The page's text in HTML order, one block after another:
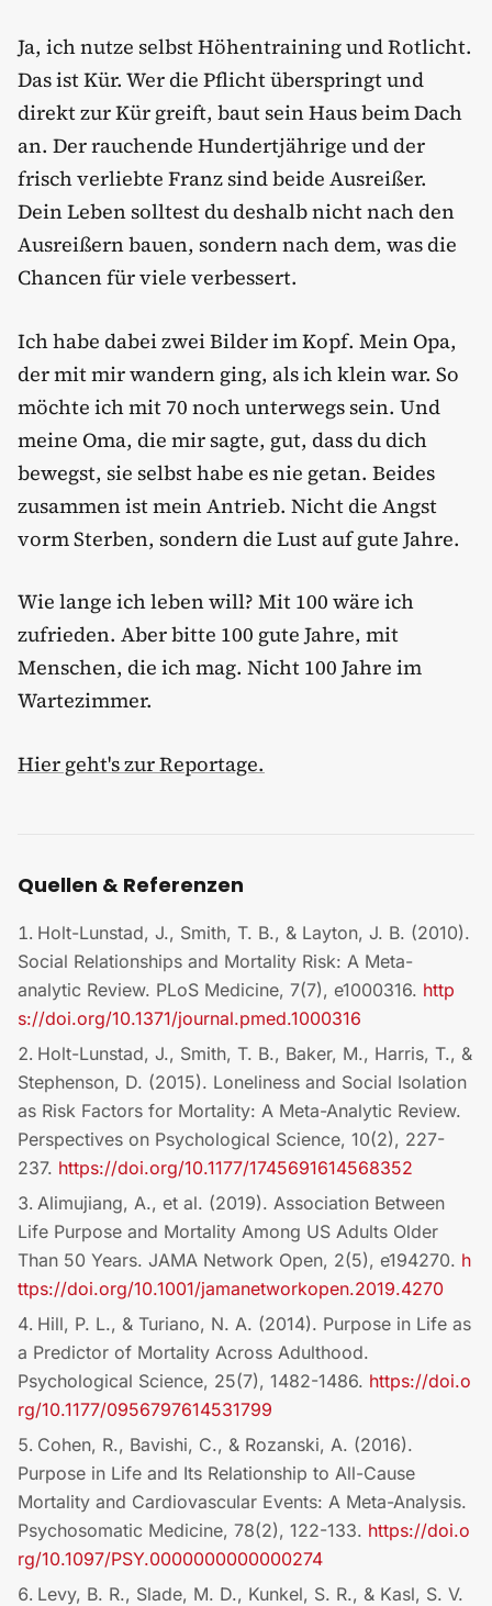
Ja, ich nutze selbst Höhentraining und Rotlicht.
Das ist Kür. Wer die Pflicht überspringt und
direkt zur Kür greift, baut sein Haus beim Dach
an. Der rauchende Hundertjährige und der
frisch verliebte Franz sind beide Ausreißer.
Dein Leben solltest du deshalb nicht nach den
Ausreißern bauen, sondern nach dem, was die
Chancen für viele verbessert.
Ich habe dabei zwei Bilder im Kopf. Mein Opa,
der mit mir wandern ging, als ich klein war. So
möchte ich mit 70 noch unterwegs sein. Und
meine Oma, die mir sagte, gut, dass du dich
bewegst, sie selbst habe es nie getan. Beides
zusammen ist mein Antrieb. Nicht die Angst
vorm Sterben, sondern die Lust auf gute Jahre.
Wie lange ich leben will? Mit 100 wäre ich
zufrieden. Aber bitte 100 gute Jahre, mit
Menschen, die ich mag. Nicht 100 Jahre im
Wartezimmer.
Hier geht's zur Reportage.
Quellen & Referenzen
Holt-Lunstad, J., Smith, T. B., & Layton, J. B. (2010).
Social Relationships and Mortality Risk: A Meta-
analytic Review. PLoS Medicine, 7(7), e1000316. http
s://doi.org/10.1371/journal.pmed.1000316
Holt-Lunstad, J., Smith, T. B., Baker, M., Harris, T., &
Stephenson, D. (2015). Loneliness and Social Isolation
as Risk Factors for Mortality: A Meta-Analytic Review.
Perspectives on Psychological Science, 10(2), 227-
237. https://doi.org/10.1177/1745691614568352
Alimujiang, A., et al. (2019). Association Between
Life Purpose and Mortality Among US Adults Older
Than 50 Years. JAMA Network Open, 2(5), e194270. h
ttps://doi.org/10.1001/jamanetworkopen.2019.4270
Hill, P. L., & Turiano, N. A. (2014). Purpose in Life as
a Predictor of Mortality Across Adulthood.
Psychological Science, 25(7), 1482-1486. https://doi.o
rg/10.1177/0956797614531799
Cohen, R., Bavishi, C., & Rozanski, A. (2016).
Purpose in Life and Its Relationship to All-Cause
Mortality and Cardiovascular Events: A Meta-Analysis.
Psychosomatic Medicine, 78(2), 122-133. https://doi.o
rg/10.1097/PSY.0000000000000274
Levy, B. R., Slade, M. D., Kunkel, S. R., & Kasl, S. V.